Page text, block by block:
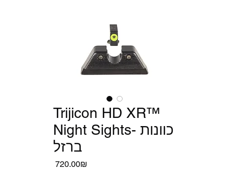
Trijicon HD XR™
Night Sights- כוונות
ברזל
‏720.00 ‏₪